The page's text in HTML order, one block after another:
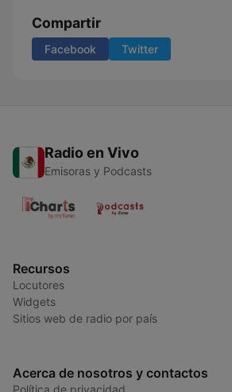
Compartir
Facebook Twitter
Radio en Vivo
Emisoras y Podcasts
Recursos
Locutores
Widgets
Sitios web de radio por país
Acerca de nosotros y contactos
Política de privacidad